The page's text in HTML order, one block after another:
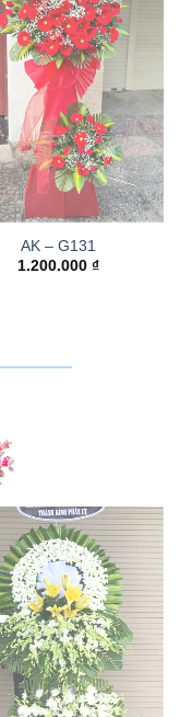
AK – G131
1.200.000 ₫